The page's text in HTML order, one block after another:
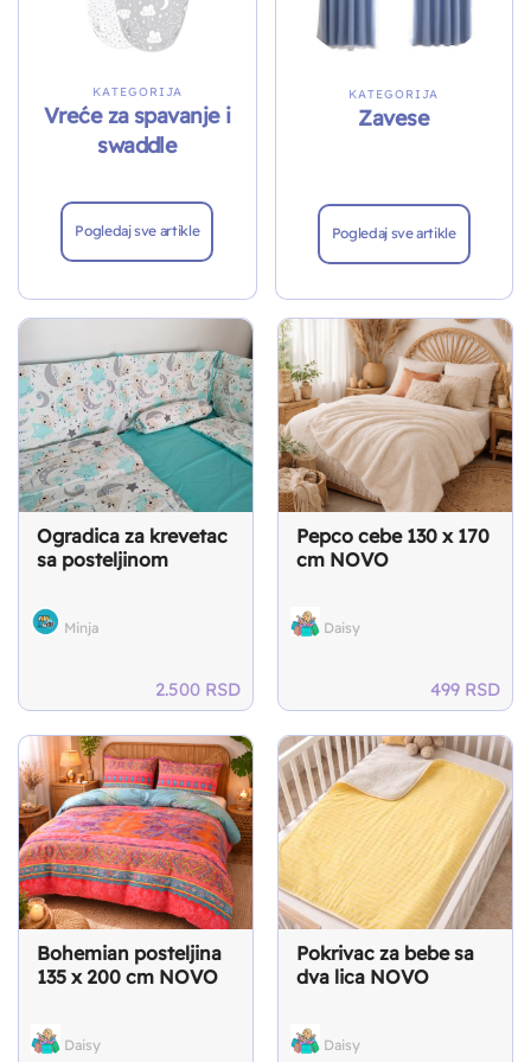
KATEGORIJA
Vreće za spavanje i
swaddle
Pogledaj sve artikle
KATEGORIJA
Zavese
Pogledaj sve artikle
Ogradica za krevetac
sa posteljinom
Minja
2.500 RSD
Pepco cebe 130 x 170
cm NOVO
Daisy
499 RSD
Bohemian posteljina
135 x 200 cm NOVO
Daisy
Pokrivac za bebe sa
dva lica NOVO
Daisy